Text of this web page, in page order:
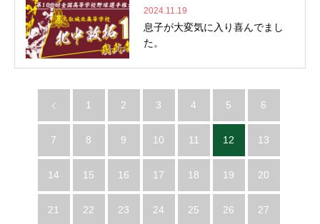
2024.11.19
息子が大変気に入り喜んでまし
た。
1 2 3 4 5 6
7 8 9 10 11 12 13
14 15 16 17 18 19 20
21 22 23 24 25 26 27